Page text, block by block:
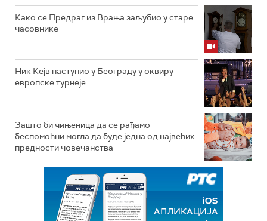
Како се Предраг из Врања заљубио у старе
часовнике
Ник Кејв наступио у Београду у оквиру
европске турнеје
Зашто би чињеница да се рађамо
беспомоћни могла да буде једна од највећих
предности човечанства